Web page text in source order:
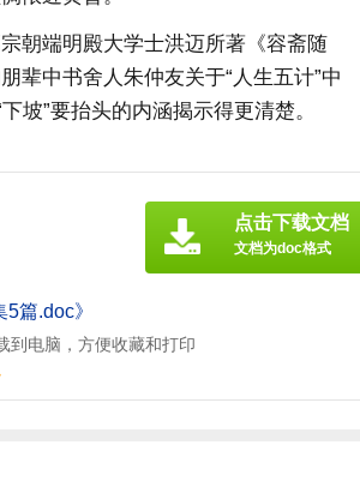
朝端明殿大学士洪迈所著《容斋随
辈中书舍人朱仲友关于“人生五计”中
坡”要抬头的内涵揭示得更清楚。
篇.doc》
到电脑，方便收藏和打印
点击下载文档
文档为doc格式